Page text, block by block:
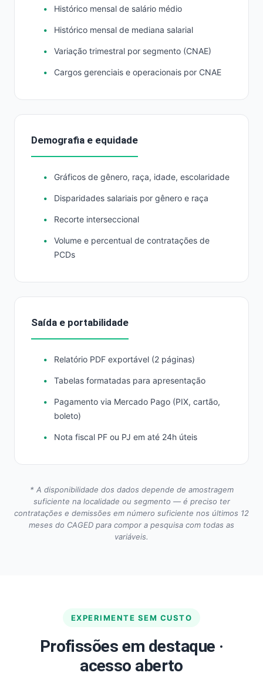
Histórico mensal de salário médio
Histórico mensal de mediana salarial
Variação trimestral por segmento (CNAE)
Cargos gerenciais e operacionais por CNAE
Demografia e equidade
Gráficos de gênero, raça, idade, escolaridade
Disparidades salariais por gênero e raça
Recorte interseccional
Volume e percentual de contratações de
PCDs
Saída e portabilidade
Relatório PDF exportável (2 páginas)
Tabelas formatadas para apresentação
Pagamento via Mercado Pago (PIX, cartão,
boleto)
Nota fiscal PF ou PJ em até 24h úteis
* A disponibilidade dos dados depende de amostragem
suficiente na localidade ou segmento — é preciso ter
contratações e demissões em número suficiente nos últimos 12
meses do CAGED para compor a pesquisa com todas as
variáveis.
EXPERIMENTE SEM CUSTO
Profissões em destaque ·
acesso aberto